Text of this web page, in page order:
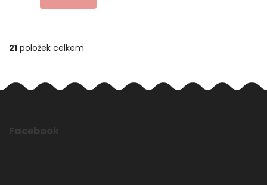
21 položek celkem
Facebook